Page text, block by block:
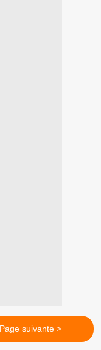
Page suivante >